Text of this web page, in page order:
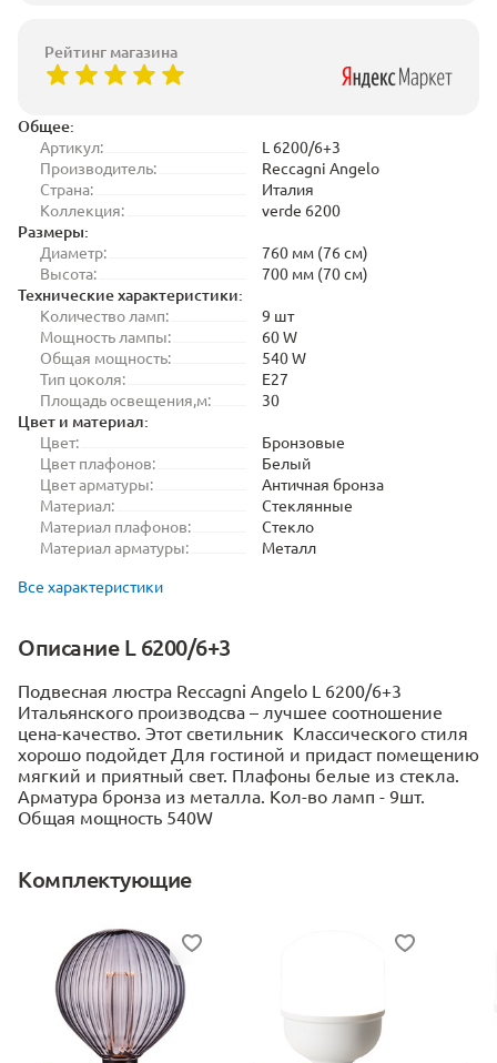
Общее:
Артикул:
L 6200/6+3
Производитель:
Reccagni Angelo
Страна:
Италия
Коллекция:
verde 6200
Размеры:
Диаметр:
760 мм (76 см)
Высота:
700 мм (70 см)
Технические характеристики:
Количество ламп:
9 шт
Мощность лампы:
60 W
Общая мощность:
540 W
Тип цоколя:
E27
Площадь освещения,м:
30
Цвет и материал:
Цвет:
Бронзовые
Цвет плафонов:
Белый
Цвет арматуры:
Античная бронза
Материал:
Стеклянные
Материал плафонов:
Стекло
Материал арматуры:
Металл
Все характеристики
Описание L 6200/6+3
Подвесная люстра Reccagni Angelo L 6200/6+3
Итальянского производсва – лучшее соотношение
цена-качество. Этот светильник Классического стиля
хорошо подойдет Для гостиной и придаст помещению
мягкий и приятный свет. Плафоны белые из стекла.
Арматура бронза из металла. Кол-во ламп - 9шт.
Общая мощность 540W
Комплектующие
Рейтинг магазина